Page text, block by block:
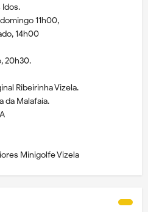
Idos.
11h00,
14h00
20h30.
Ribeirinha Vizela.
da Malafaia.
Minigolfe Vizela